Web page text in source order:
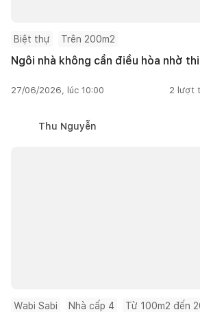
Biệt thự Trên 200m2
Ngôi nhà không cần điều hòa nhờ
27/06/2026, lúc 10:00 2 lượt
Thu Nguyễn
Wabi Sabi Nhà cấp 4 Từ 100m2 đến